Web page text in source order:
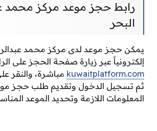
رابط حجز موعد مركز محمد
البحر
يمكن حجز موعد لدى مركز محمد
إلكترونياََ عبر زيارة صفحة الحجز على
kuwaitplatform.com مباشرة، والنقر
ثم تسجيل الدخول وتقديم طلب حجز
المعلومات اللازمة وتحديد الموعد